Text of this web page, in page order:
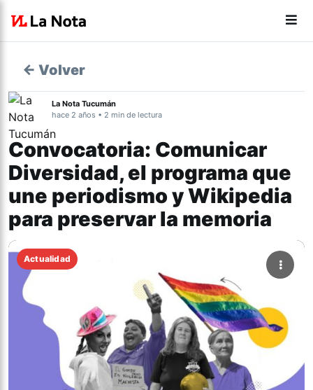
← Volver
La Nota Tucumán
hace 2 años • 2 min de lectura
Convocatoria: Comunicar
Diversidad, el programa que
une periodismo y Wikipedia
para preservar la memoria
Actualidad